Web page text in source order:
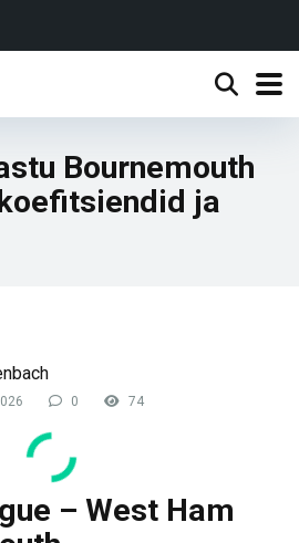
Bournemouth
ja
0 74
– West Ham